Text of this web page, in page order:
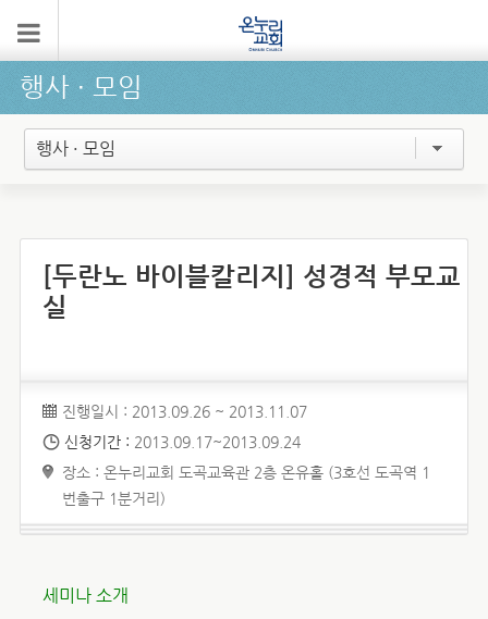
행사 ∙ 모임
행사 · 모임
[두란노 바이블칼리지] 성경적 부모교
실
진행일시 : 2013.09.26 ~ 2013.11.07
신청기간 : 2013.09.17~2013.09.24
장소 : 온누리교회 도곡교육관 2층 온유홀 (3호선 도곡역 1
번출구 1분거리)
세미나 소개